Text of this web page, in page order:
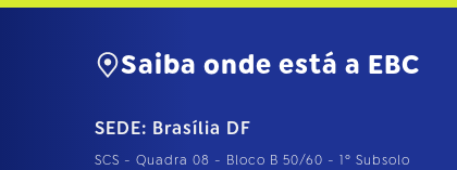
Saiba onde está a EBC
SEDE: Brasília DF
SCS - Quadra 08 - Bloco B 50/60 - 1º Subsolo